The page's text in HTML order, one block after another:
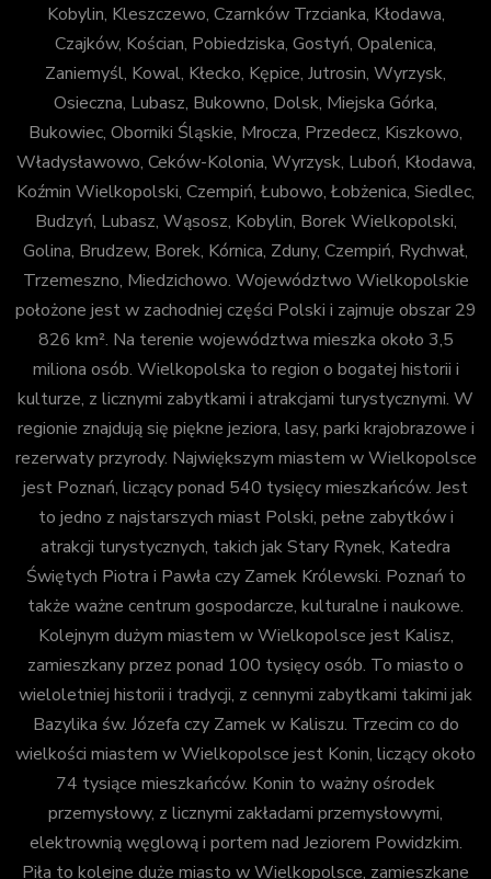
Kobylin, Kleszczewo, Czarnków Trzcianka, Kłodawa,
Czajków, Kościan, Pobiedziska, Gostyń, Opalenica,
Zaniemyśl, Kowal, Kłecko, Kępice, Jutrosin, Wyrzysk,
Osieczna, Lubasz, Bukowno, Dolsk, Miejska Górka,
Bukowiec, Oborniki Śląskie, Mrocza, Przedecz, Kiszkowo,
Władysławowo, Ceków-Kolonia, Wyrzysk, Luboń, Kłodawa,
Koźmin Wielkopolski, Czempiń, Łubowo, Łobżenica, Siedlec,
Budzyń, Lubasz, Wąsosz, Kobylin, Borek Wielkopolski,
Golina, Brudzew, Borek, Kórnica, Zduny, Czempiń, Rychwał,
Trzemeszno, Miedzichowo. Województwo Wielkopolskie
położone jest w zachodniej części Polski i zajmuje obszar 29
826 km². Na terenie województwa mieszka około 3,5
miliona osób. Wielkopolska to region o bogatej historii i
kulturze, z licznymi zabytkami i atrakcjami turystycznymi. W
regionie znajdują się piękne jeziora, lasy, parki krajobrazowe i
rezerwaty przyrody. Największym miastem w Wielkopolsce
jest Poznań, liczący ponad 540 tysięcy mieszkańców. Jest
to jedno z najstarszych miast Polski, pełne zabytków i
atrakcji turystycznych, takich jak Stary Rynek, Katedra
Świętych Piotra i Pawła czy Zamek Królewski. Poznań to
także ważne centrum gospodarcze, kulturalne i naukowe.
Kolejnym dużym miastem w Wielkopolsce jest Kalisz,
zamieszkany przez ponad 100 tysięcy osób. To miasto o
wieloletniej historii i tradycji, z cennymi zabytkami takimi jak
Bazylika św. Józefa czy Zamek w Kaliszu. Trzecim co do
wielkości miastem w Wielkopolsce jest Konin, liczący około
74 tysiące mieszkańców. Konin to ważny ośrodek
przemysłowy, z licznymi zakładami przemysłowymi,
elektrownią węglową i portem nad Jeziorem Powidzkim.
Piła to kolejne duże miasto w Wielkopolsce, zamieszkane